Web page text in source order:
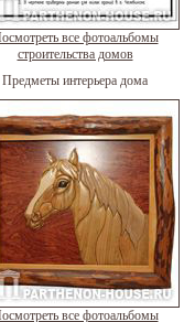
все фотоальбомы
строительства домов
Предметы интерьера дома
все фотоальбомы